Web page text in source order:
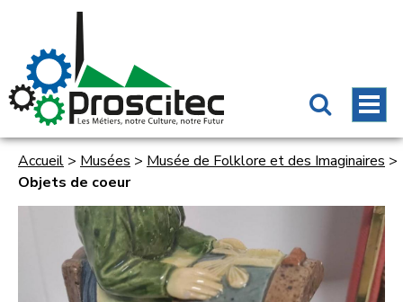
Accueil > Musées > Musée de Folklore et des Imaginaires >
Objets de coeur